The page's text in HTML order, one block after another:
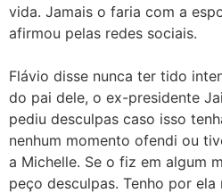
vida. Jamais o faria com a
afirmou pelas redes sociais.
Flávio disse nunca ter tido
do pai dele, o ex-presidente
pediu desculpas caso isso
nenhum momento ofendi ou
a Michelle. Se o fiz em algum
peço desculpas. Tenho por ela